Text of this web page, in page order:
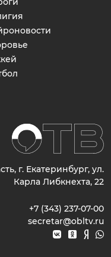
г. Екатеринбург, ул.
Карла Либкнехта, 22
+7 (343) 237-07-00
secretar@obltv.ru